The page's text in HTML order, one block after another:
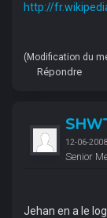
http://
(Modification du
Répondre
12-06-
Senior
Jehan en a le